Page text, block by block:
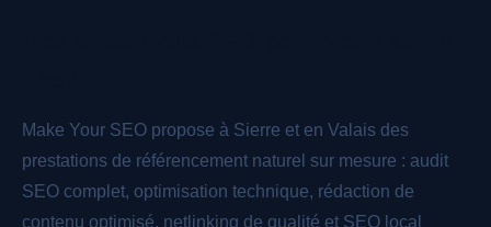
Make Your SEO propose à Sierre et en Valais des
prestations de référencement naturel sur mesure : audit
SEO complet, optimisation technique, rédaction de
contenu optimisé, netlinking de qualité et SEO local